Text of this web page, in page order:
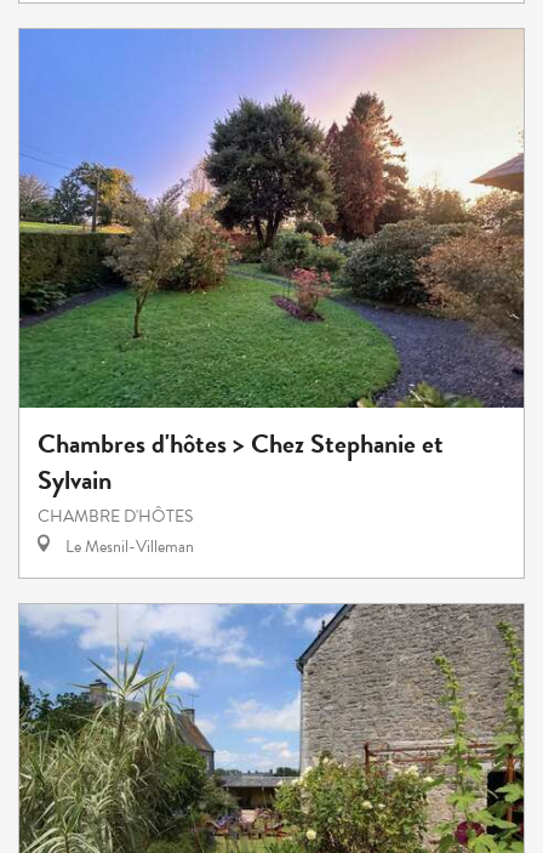
Chambres d'hôtes > Chez Stephanie et
Sylvain
CHAMBRE D'HÔTES
Le Mesnil-Villeman